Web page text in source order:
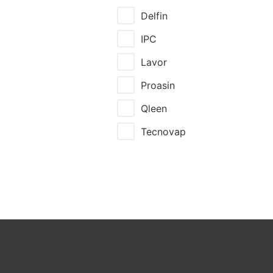
Delfin
IPC
Lavor
Proasin
Qleen
Tecnovap